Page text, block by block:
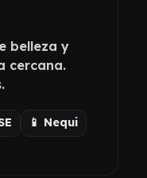
belleza y
cercana.
📱 Nequi